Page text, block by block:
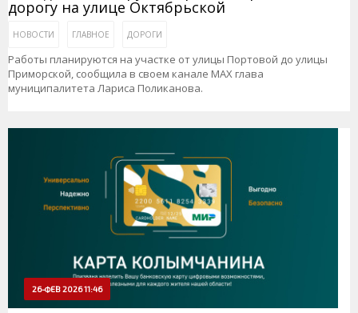
дорогу на улице Октябрьской
НОВОСТИ ГЛАВНОЕ ДОРОГИ
Работы планируются на участке от улицы Портовой до улицы
Приморской, сообщила в своем канале МАХ глава
муниципалитета Лариса Поликанова.
26-ФЕВ 2026 11:46